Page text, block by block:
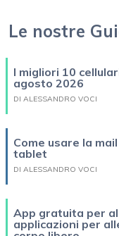
Le nostre
I migliori 10
agosto 2026
DI ALESSANDRO VOCI
Come usare la
tablet
DI ALESSANDRO VOCI
App gratuita per
applicazioni per